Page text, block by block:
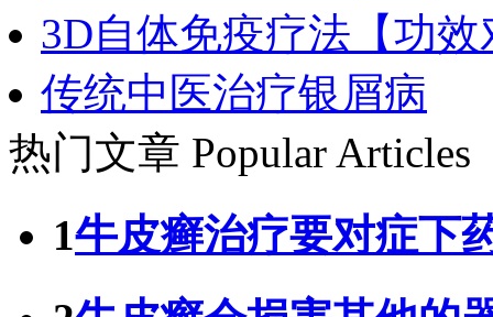
3D自体免疫疗法【功效
传统中医治疗银屑病
热门文章 Popular Articles
1牛皮癣治疗要对症下